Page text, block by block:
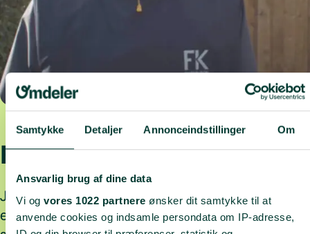
Samtykke Detaljer Annonceindstillinger Om
Ansvarlig brug af dine data
Vi og vores 1022 partnere ønsker dit samtykke til at
anvende cookies og indsamle persondata om IP-adresse,
Hils på Jacob
Jacob er en af vores omdelere, der går sin rute i
eget tempo og kan zone ud. Du kan gøre det